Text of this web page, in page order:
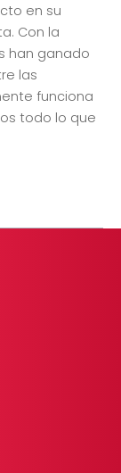
en su
Con la
han ganado
las
funciona
todo lo que